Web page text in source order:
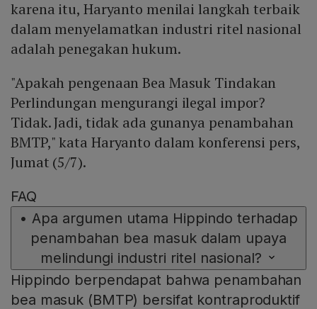
karena itu, Haryanto menilai langkah terbaik
dalam menyelamatkan industri ritel nasional
adalah penegakan hukum.
"Apakah pengenaan Bea Masuk Tindakan
Perlindungan mengurangi ilegal impor?
Tidak. Jadi, tidak ada gunanya penambahan
BMTP," kata Haryanto dalam konferensi pers,
Jumat (5/7).
FAQ
• Apa argumen utama Hippindo terhadap
penambahan bea masuk dalam upaya
melindungi industri ritel nasional?
Hippindo berpendapat bahwa penambahan
bea masuk (BMTP) bersifat kontraproduktif